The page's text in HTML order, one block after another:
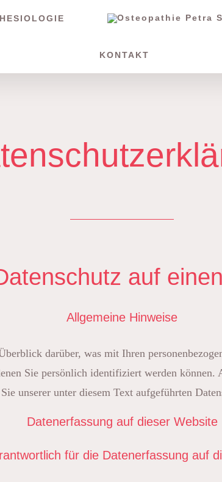
KONTAKT
auf
Allgemeine Hinweise
darüber, was mit Ihren
Sie persönlich identifiziert werden
unserer unter diesem Text aufgeführten
Datenerfassung auf dieser Website
für die Datenerfassung auf